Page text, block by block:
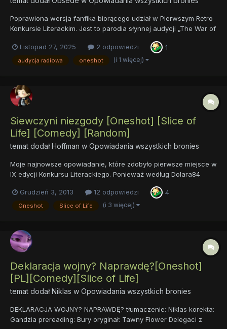
Poprawiona wersja fanfika biorącego udział w Pierwszym Retro
Konkursie Literackim. Jest to parodia słynnej audycji „The War of
Fiction ale pisało mi się je bardzo przyjemnie. Moon Attack!
Listopad 27, 2025 2 odpowiedzi 1
audycja radiowa oneshot (i 1 więcej)
Siewczyni niezgody [Oneshot] [Slice of
Life] [Comedy] [Random]
temat dodałHoffman w Opowiadania wszystkich bronies
Moje najnowsze opowiadanie, które zdobyło pierwsze miejsce w
IX edycji Konkursu Literackiego. Ponieważ według Dolara84
wydłużał, żeby go przypadkiem nie zepsuć. No, chyba, że wy -
Drodzy czytelnicy - przekonacie mnie, że jakieś rozszer...
Grudzień 3, 2013 12 odpowiedzi 4
Oneshot Slice of Life (i 3 więcej)
Deklaracja wojny? Naprawdę?[Oneshot]
[PL][Comedy][Slice of Life]
temat dodałNiklas w Opowiadania wszystkich bronies
DEKLARACJA WOJNY? NAPRAWDĘ? tłumaczenie: Niklas korekta:
Gandzia prereading: Bury oryginał: Tawny Flower Delegaci z